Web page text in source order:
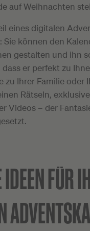
auf Weihnachten
eines digitalen
: Sie können den
gestalten und ihn
dass er perfekt zu
zu Ihrer Familie oder
Rätseln,
Videos – der
FÜR